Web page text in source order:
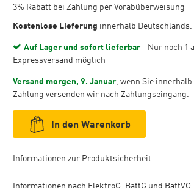
3% Rabatt bei Zahlung per Vorabüberweisung
Kostenlose Lieferung innerhalb Deutschlands.
Auf Lager und sofort lieferbar- Nur noch 1
Expressversand möglich
Versand morgen, 9. Januar, wenn Sie innerhalb
Zahlung versenden wir nach Zahlungseingang.
In den Warenkorb
Informationen zur Produktsicherheit
Informationen nach ElektroG, BattG und BattVO